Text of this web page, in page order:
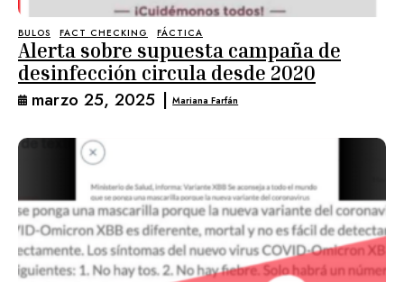
BULOS FACT CHECKING FÁCTICA
Alerta sobre supuesta campaña de
desinfección circula desde 2020
marzo 25, 2025 | Mariana Farfán